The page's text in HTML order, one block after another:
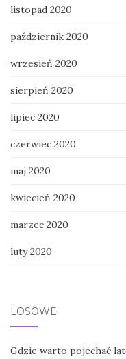
listopad 2020
październik 2020
wrzesień 2020
sierpień 2020
lipiec 2020
czerwiec 2020
maj 2020
kwiecień 2020
marzec 2020
luty 2020
LOSOWE
Gdzie warto pojechać